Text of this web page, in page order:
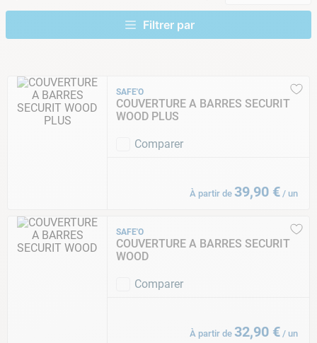
SAFE'O
COUVERTURE A BARRES SECURIT
WOOD PLUS
Comparer
À partir de 39,90 € / un
SAFE'O
COUVERTURE A BARRES SECURIT
WOOD
Comparer
À partir de 32,90 € / un